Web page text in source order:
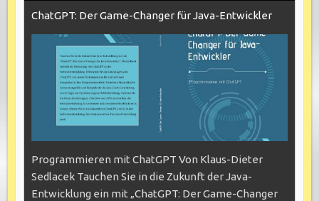
ChatGPT: Der Game-Changer für Java-Entwickler
Programmieren mit ChatGPT Von Klaus-Dieter
Sedlacek Tauchen Sie in die Zukunft der Java-
Entwicklung ein mit „ChatGPT: Der Game-Changer